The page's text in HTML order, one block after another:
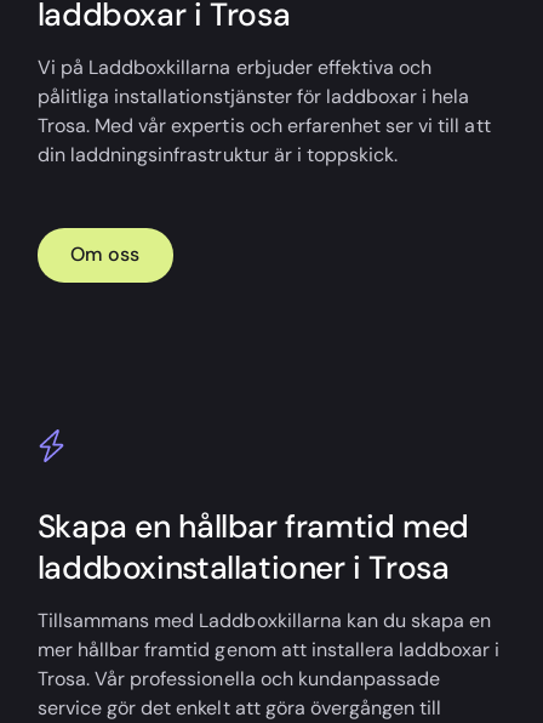
laddboxar i Trosa
Vi på Laddboxkillarna erbjuder effektiva och
pålitliga installationstjänster för laddboxar i hela
Trosa. Med vår expertis och erfarenhet ser vi till att
din laddningsinfrastruktur är i toppskick.
Om oss
Skapa en hållbar framtid med
laddboxinstallationer i Trosa
Tillsammans med Laddboxkillarna kan du skapa en
mer hållbar framtid genom att installera laddboxar i
Trosa. Vår professionella och kundanpassade
service gör det enkelt att göra övergången till